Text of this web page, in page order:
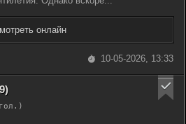
онлайн
10-05-2026, 13:33